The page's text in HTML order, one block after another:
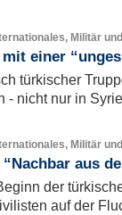
Militär
einer
türkischer
- nicht nur in
Militär
aus
der
auf der